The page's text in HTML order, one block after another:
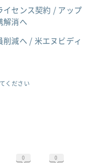
イセンス契約 / アップ
解消へ
減へ / 米エヌビディ
ください
0 0